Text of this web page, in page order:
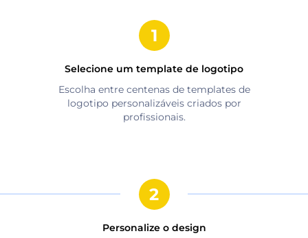
Selecione um template de logotipo
Escolha entre centenas de templates de
logotipo personalizáveis criados por
profissionais.
Personalize o design